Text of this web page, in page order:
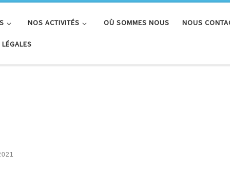
NOS ACTIVITÉS OÙ SOMMES NOUS NOUS